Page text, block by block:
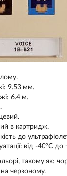
9.53 мм.
6.4 м.
в картридж.
до
від -40°С до
такому як:
червоному.